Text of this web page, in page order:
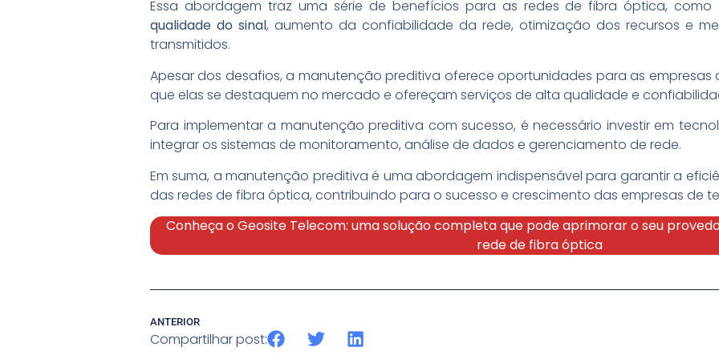
Essa abordagem traz uma série de benefícios para as redes de fibra óptica, como
qualidade do sinal, aumento da confiabilidade da rede, otimização dos recursos e
transmitidos.
Apesar dos desafios, a manutenção preditiva oferece oportunidades para as
que elas se destaquem no mercado e ofereçam serviços de alta qualidade e
Para implementar a manutenção preditiva com sucesso, é necessário investir em
integrar os sistemas de monitoramento, análise de dados e gerenciamento de rede.
Em suma, a manutenção preditiva é uma abordagem indispensável para garantir a
das redes de fibra óptica, contribuindo para o sucesso e crescimento das empresas de
Conheça o Geosite Telecom: uma solução completa que pode aprimorar o seu
rede de fibra óptica
ANTERIOR
Compartilhar post: